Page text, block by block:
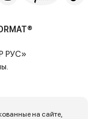
РУС»
на сайте,